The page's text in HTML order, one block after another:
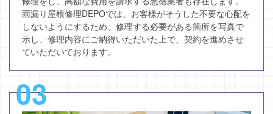
雨漏り屋根修理DEPOでは、お客様がそうした不要な心配を
しないようにするため、修理する必要がある箇所を写真で
示し、修理内容にご納得いただいた上で、契約を進めさせ
ていただいております。
03